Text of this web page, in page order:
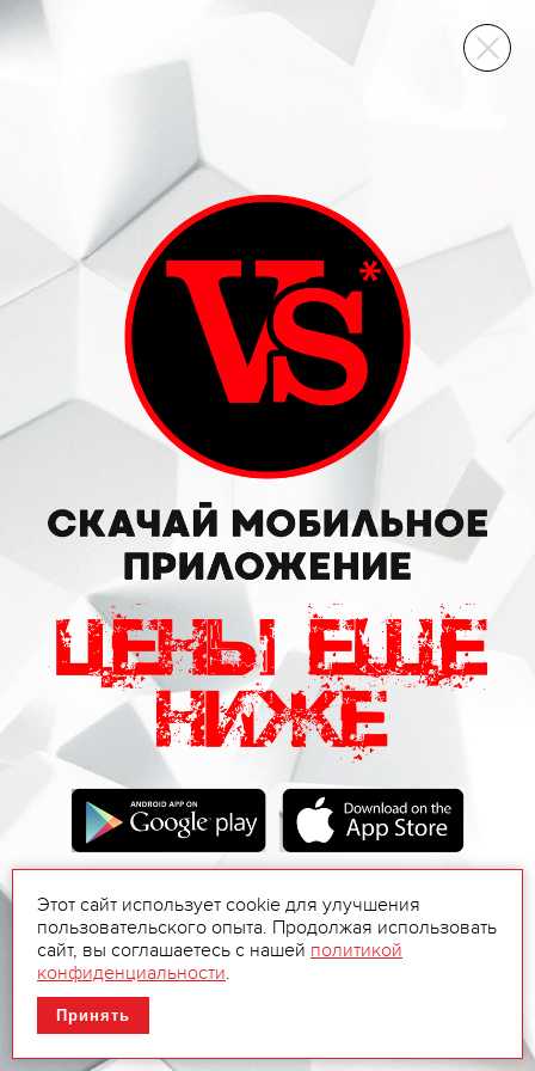
ВИННЫЙ СКЛАД
Этот сайт использует cookie для улучшения
пользовательского опыта. Продолжая использовать
сайт, вы соглашаетесь с нашей политикой
конфиденциальности.
Принять